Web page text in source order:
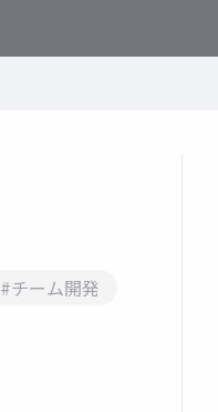
#チーム開発